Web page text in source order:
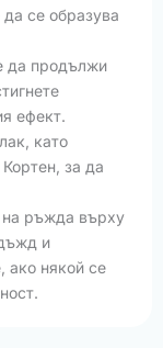
се образува
да продължи
ефект.
като
за да
на ръжда върху
и
ако някой се